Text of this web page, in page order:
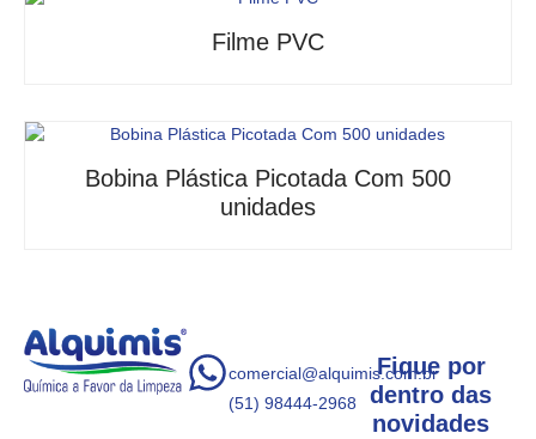
Filme PVC
Bobina Plástica Picotada Com 500
unidades
comercial@alquimis.com.br
(51) 98444-2968
Fique por
dentro das
novidades